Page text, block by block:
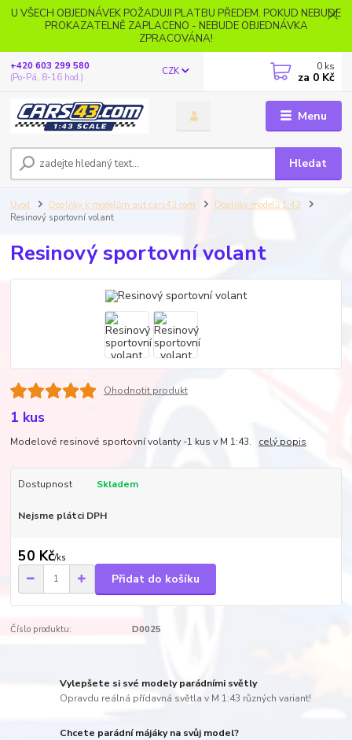
U VŠECH OBJEDNÁVEK POŽADUJI PLATBU PŘEDEM. POKUD NEBUDE
PROKAZATELNĚ ZAPLACENO - NEBUDE OBJEDNÁVKA
ZPRACOVÁNA!
Menu
CZK
Hledat
+420 603 299 580
(Po-Pá, 8-16 hod.)
0 ks
za 0 Kč
Úvod Doplňky k modelům aut cars43.com
Doplňky modelů 1:43
Resinový sportovní volant
Resinový sportovní volant
Ohodnotit produkt
1 kus
Modelové resinové sportovní volanty -1 kus v M 1:43. celý popis
Dostupnost Skladem
Nejsme plátci DPH
50 Kč/ks
Přidat do košíku
Číslo produktu: D0025
Vylepšete si své modely parádními světly
Opravdu reálná přídavná světla v M 1:43 různých variant!
Chcete parádní májáky na svůj model?